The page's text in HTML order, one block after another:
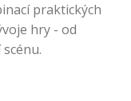
praktických
hry - od